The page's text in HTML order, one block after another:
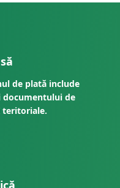
de plată include
de
teritoriale.